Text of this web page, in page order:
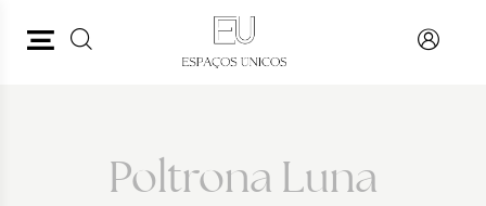
Poltrona Luna
PESQUISAR